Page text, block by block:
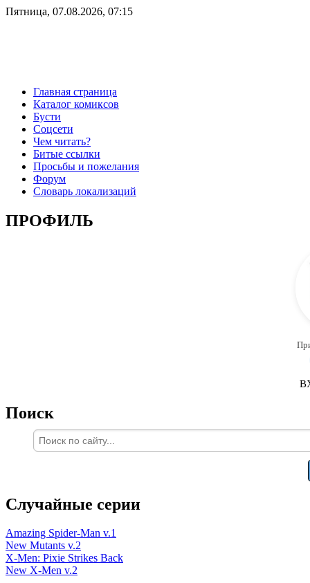
Пятница, 07.08.2026, 07:15
Главная страница
Каталог комиксов
Бусти
Соцсети
Чем читать?
Битые ссылки
Просьбы и пожелания
Форум
Словарь локализаций
ПРОФИЛЬ
Поиск
Случайные серии
Amazing Spider-Man v.1
New Mutants v.2
X-Men: Pixie Strikes Back
New X-Men v.2